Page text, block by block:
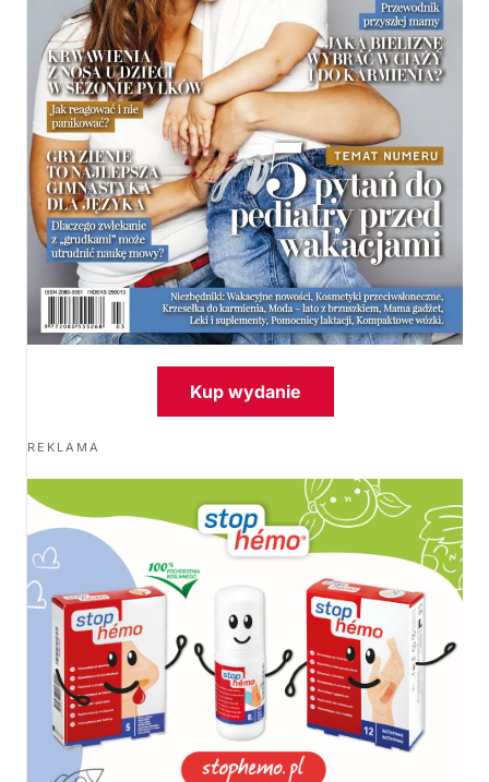
Kup wydanie
REKLAMA